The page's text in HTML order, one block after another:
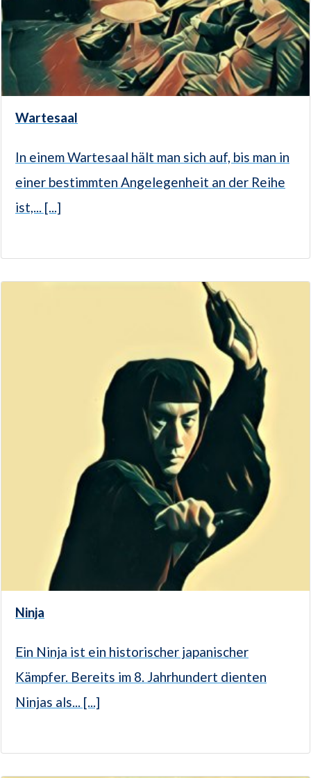
Wartesaal
In einem Wartesaal hält man sich auf, bis man in
einer bestimmten Angelegenheit an der Reihe
ist,... [...]
Ninja
Ein Ninja ist ein historischer japanischer
Kämpfer. Bereits im 8. Jahrhundert dienten
Ninjas als... [...]